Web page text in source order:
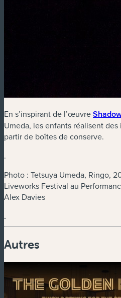
En s’inspirant de l’œuvre
Umeda, les enfants réalisent
partir de boîtes de conserve.
.
Photo : Tetsuya Umeda, Ringo,
Liveworks Festival au
Alex Davies
.
Autres